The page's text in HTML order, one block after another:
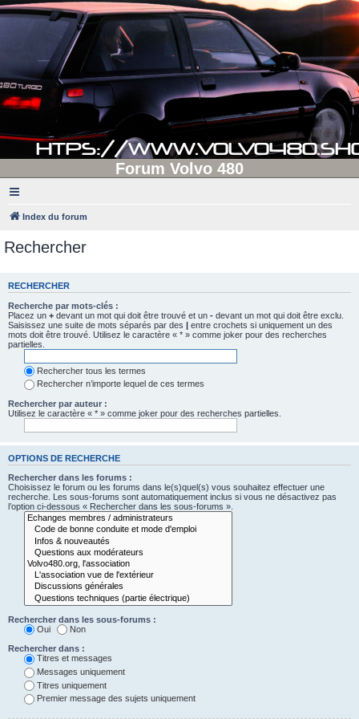
Forum Volvo 480
Index du forum
Rechercher
RECHERCHER
Recherche par mots-clés :
Placez un + devant un mot qui doit être trouvé et un - devant un mot qui doit être exclu.
Saisissez une suite de mots séparés par des | entre crochets si uniquement un des
mots doit être trouvé. Utilisez le caractère « * » comme joker pour des recherches
partielles.
Rechercher tous les termes
Rechercher n’importe lequel de ces termes
Rechercher par auteur :
Utilisez le caractère « * » comme joker pour des recherches partielles.
OPTIONS DE RECHERCHE
Rechercher dans les forums :
Choisissez le forum ou les forums dans le(s)quel(s) vous souhaitez effectuer une
recherche. Les sous-forums sont automatiquement inclus si vous ne désactivez pas
l’option ci-dessous « Rechercher dans les sous-forums ».
Rechercher dans les sous-forums :
Oui
Non
Rechercher dans :
Titres et messages
Messages uniquement
Titres uniquement
Premier message des sujets uniquement